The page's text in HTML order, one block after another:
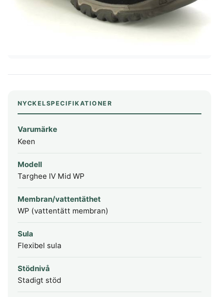
NYCKELSPECIFIKATIONER
Varumärke
Keen
Modell
Targhee IV Mid WP
Membran/vattentäthet
WP (vattentätt membran)
Sula
Flexibel sula
Stödnivå
Stadigt stöd